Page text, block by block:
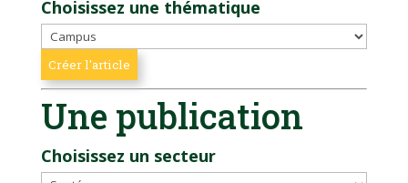
Choisissez une thématique
Une publication
Choisissez un secteur